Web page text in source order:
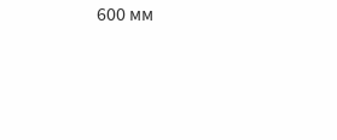
600 мм